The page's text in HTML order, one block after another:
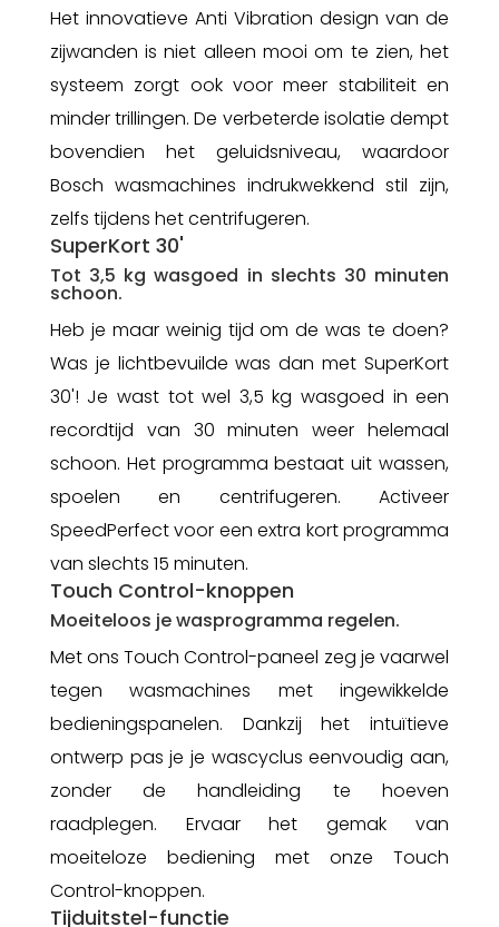
Het innovatieve Anti Vibration design van de
zijwanden is niet alleen mooi om te zien, het
systeem zorgt ook voor meer stabiliteit en
minder trillingen. De verbeterde isolatie dempt
bovendien het geluidsniveau, waardoor
Bosch wasmachines indrukwekkend stil zijn,
zelfs tijdens het centrifugeren.
SuperKort 30'
Tot 3,5 kg wasgoed in slechts 30 minuten
schoon.
Heb je maar weinig tijd om de was te doen?
Was je lichtbevuilde was dan met SuperKort
30'! Je wast tot wel 3,5 kg wasgoed in een
recordtijd van 30 minuten weer helemaal
schoon. Het programma bestaat uit wassen,
spoelen en centrifugeren. Activeer
SpeedPerfect voor een extra kort programma
van slechts 15 minuten.
Touch Control-knoppen
Moeiteloos je wasprogramma regelen.
Met ons Touch Control-paneel zeg je vaarwel
tegen wasmachines met ingewikkelde
bedieningspanelen. Dankzij het intuïtieve
ontwerp pas je je wascyclus eenvoudig aan,
zonder de handleiding te hoeven
raadplegen. Ervaar het gemak van
moeiteloze bediening met onze Touch
Control-knoppen.
Tijduitstel-functie